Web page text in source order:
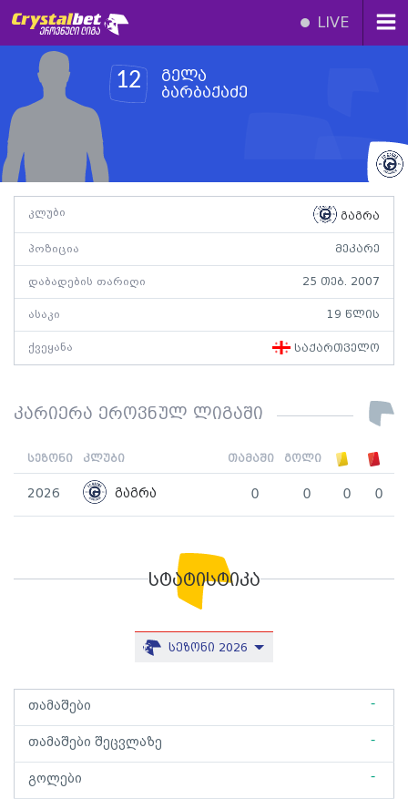
LIVE
12
გელა
ბარბაქაძე
კლუბი გაგრა
პოზიცია მეკარე
დაბადების თარიღი 25 თებ. 2007
ასაკი 19 წლის
ქვეყანა საქართველო
კარიერა ეროვნულ ლიგაში
სეზონი კლუბი თამაში გოლი
2026 გაგრა 0 0 0 0
სტატისტიკა
სეზონი 2026
თამაშები -
თამაშები შეცვლაზე -
გოლები -